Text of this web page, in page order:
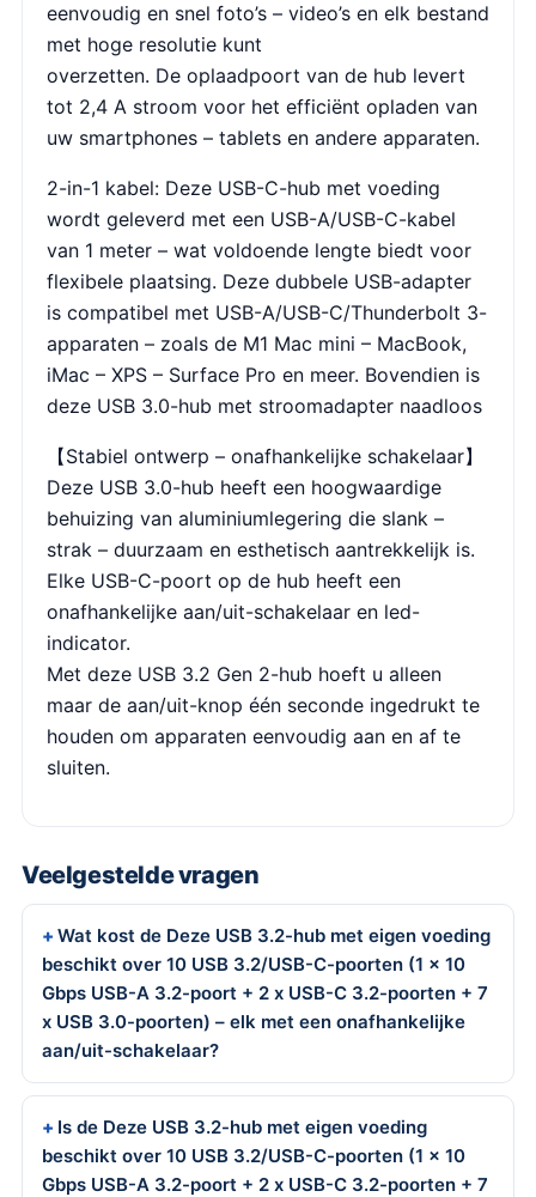
eenvoudig en snel foto’s – video’s en elk bestand
met hoge resolutie kunt
overzetten. De oplaadpoort van de hub levert
tot 2,4 A stroom voor het efficiënt opladen van
uw smartphones – tablets en andere apparaten.
2-in-1 kabel: Deze USB-C-hub met voeding
wordt geleverd met een USB-A/USB-C-kabel
van 1 meter – wat voldoende lengte biedt voor
flexibele plaatsing. Deze dubbele USB-adapter
is compatibel met USB-A/USB-C/Thunderbolt 3-
apparaten – zoals de M1 Mac mini – MacBook,
iMac – XPS – Surface Pro en meer. Bovendien is
deze USB 3.0-hub met stroomadapter naadloos
【Stabiel ontwerp – onafhankelijke schakelaar】
Deze USB 3.0-hub heeft een hoogwaardige
behuizing van aluminiumlegering die slank –
strak – duurzaam en esthetisch aantrekkelijk is.
Elke USB-C-poort op de hub heeft een
onafhankelijke aan/uit-schakelaar en led-
indicator.
Met deze USB 3.2 Gen 2-hub hoeft u alleen
maar de aan/uit-knop één seconde ingedrukt te
houden om apparaten eenvoudig aan en af ​​te
sluiten.
Veelgestelde vragen
Wat kost de Deze USB 3.2-hub met eigen voeding
beschikt over 10 USB 3.2/USB-C-poorten (1 x 10
Gbps USB-A 3.2-poort + 2 x USB-C 3.2-poorten + 7
x USB 3.0-poorten) – elk met een onafhankelijke
aan/uit-schakelaar?
Is de Deze USB 3.2-hub met eigen voeding
beschikt over 10 USB 3.2/USB-C-poorten (1 x 10
Gbps USB-A 3.2-poort + 2 x USB-C 3.2-poorten + 7